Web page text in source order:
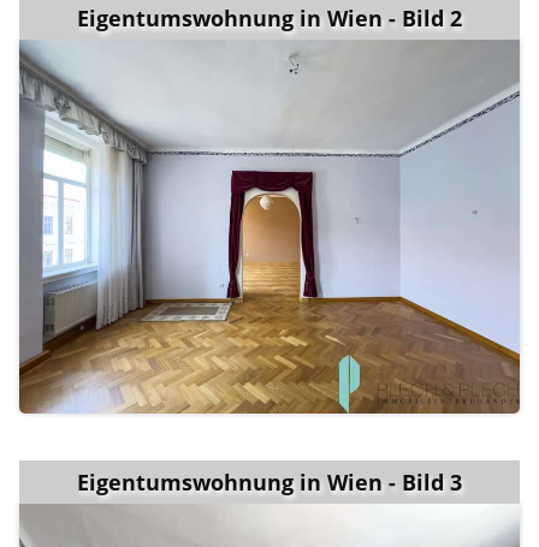
Eigentumswohnung in Wien - Bild 2
Eigentumswohnung in Wien - Bild 3